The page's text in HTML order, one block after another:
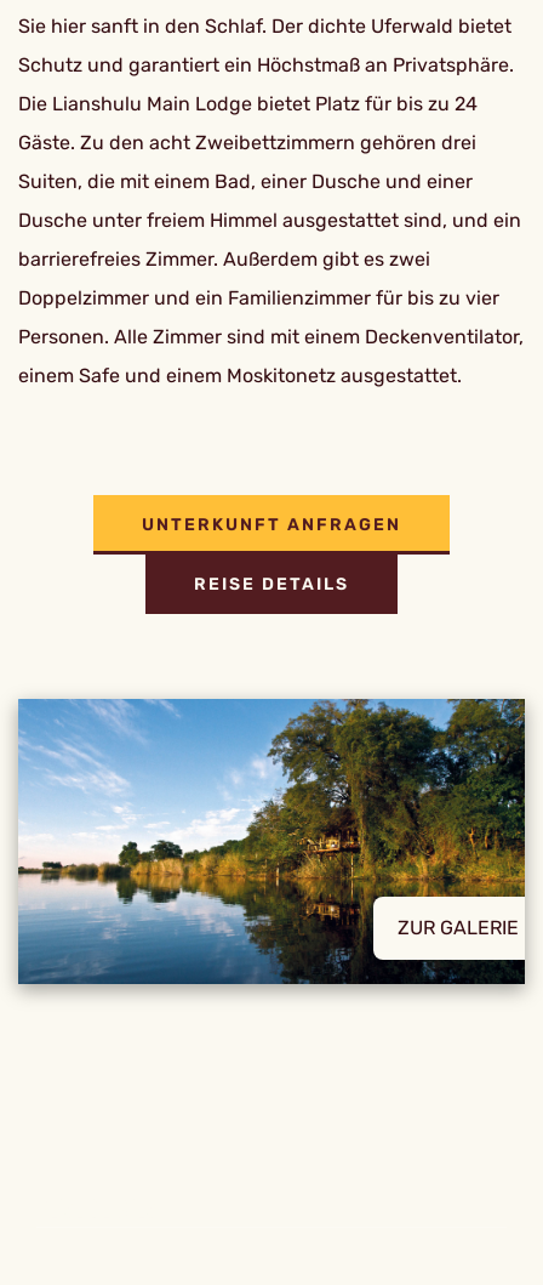
Sie hier sanft in den Schlaf. Der dichte Uferwald bietet
Schutz und garantiert ein Höchstmaß an Privatsphäre.
Die Lianshulu Main Lodge bietet Platz für bis zu 24
Gäste. Zu den acht Zweibettzimmern gehören drei
Suiten, die mit einem Bad, einer Dusche und einer
Dusche unter freiem Himmel ausgestattet sind, und ein
barrierefreies Zimmer. Außerdem gibt es zwei
Doppelzimmer und ein Familienzimmer für bis zu vier
Personen. Alle Zimmer sind mit einem Deckenventilator,
einem Safe und einem Moskitonetz ausgestattet.
UNTERKUNFT ANFRAGEN
REISE DETAILS
ZUR GALERIE